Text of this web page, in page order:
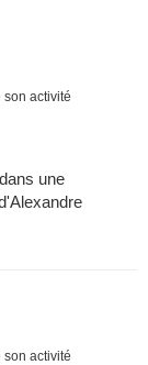
son activité
une
son activité